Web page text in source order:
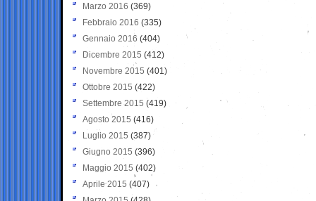
Marzo 2016 (369)
Febbraio 2016 (335)
Gennaio 2016 (404)
Dicembre 2015 (412)
Novembre 2015 (401)
Ottobre 2015 (422)
Settembre 2015 (419)
Agosto 2015 (416)
Luglio 2015 (387)
Giugno 2015 (396)
Maggio 2015 (402)
Aprile 2015 (407)